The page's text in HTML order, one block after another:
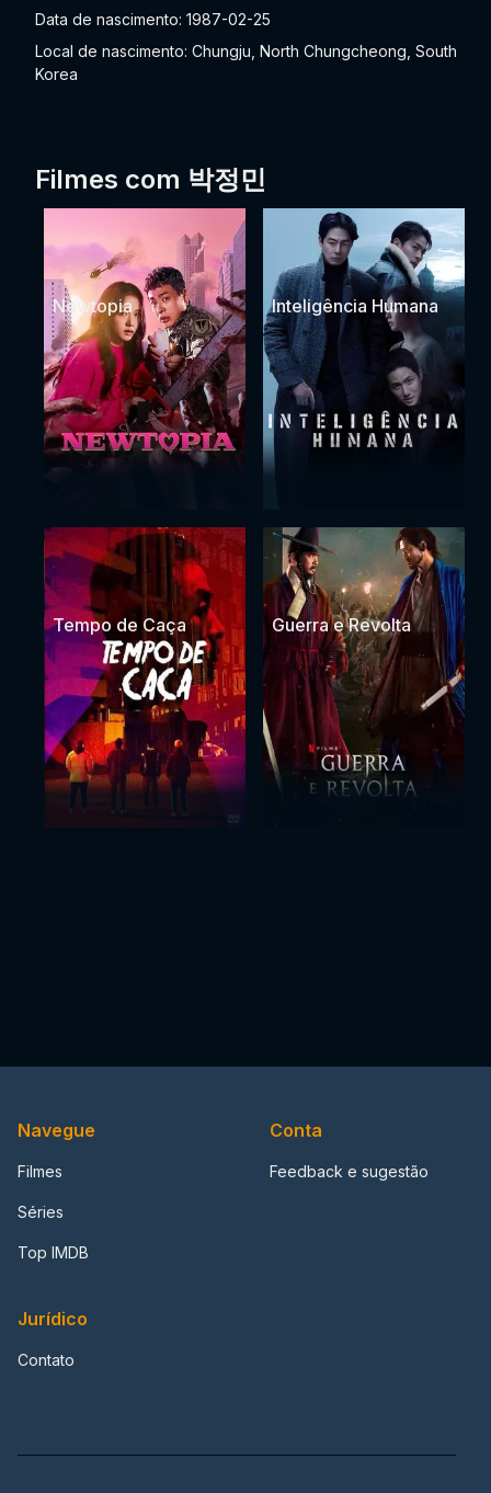
Data de nascimento: 1987-02-25
Local de nascimento: Chungju, North Chungcheong, South
Korea
Filmes com 박정민
Newtopia Inteligência Humana
Tempo de Caça Guerra e Revolta
Navegue
Filmes
Séries
Top IMDB
Conta
Feedback e sugestão
Jurídico
Contato